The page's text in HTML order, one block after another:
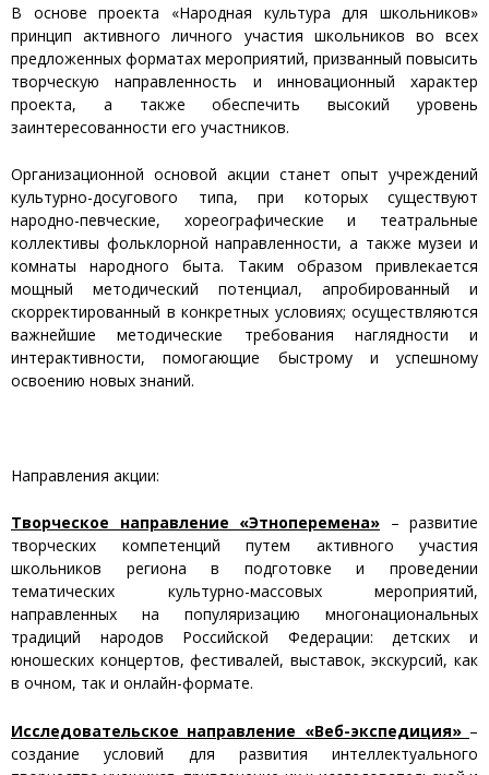
В основе проекта «Народная культура для школьников»
принцип активного личного участия школьников во всех
предложенных форматах мероприятий, призванный повысить
творческую направленность и инновационный характер
проекта, а также обеспечить высокий уровень
заинтересованности его участников.
Организационной основой акции станет опыт учреждений
культурно-досугового типа, при которых существуют
народно-певческие, хореографические и театральные
коллективы фольклорной направленности, а также музеи и
комнаты народного быта. Таким образом привлекается
мощный методический потенциал, апробированный и
скорректированный в конкретных условиях; осуществляются
важнейшие методические требования наглядности и
интерактивности, помогающие быстрому и успешному
освоению новых знаний.
Направления акции:
Творческое направление «Этноперемена» – развитие
творческих компетенций путем активного участия
школьников региона в подготовке и проведении
тематических культурно-массовых мероприятий,
направленных на популяризацию многонациональных
традиций народов Российской Федерации: детских и
юношеских концертов, фестивалей, выставок, экскурсий, как
в очном, так и онлайн-формате.
Исследовательское направление «Веб-экспедиция» –
создание условий для развития интеллектуального